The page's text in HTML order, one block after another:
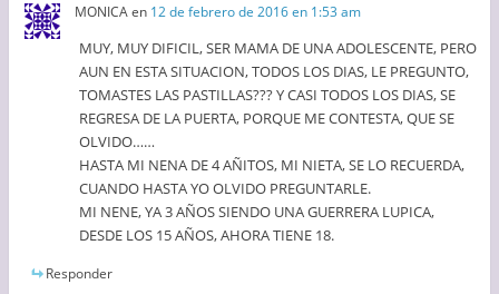
MONICAen 12 de febrero de 2016 en 1:53 am
MUY, MUY DIFICIL, SER MAMA DE UNA ADOLESCENTE, PERO
AUN EN ESTA SITUACION, TODOS LOS DIAS, LE PREGUNTO,
TOMASTES LAS PASTILLAS??? Y CASI TODOS LOS DIAS, SE
REGRESA DE LA PUERTA, PORQUE ME CONTESTA, QUE SE
OLVIDO……
HASTA MI NENA DE 4 AÑITOS, MI NIETA, SE LO RECUERDA,
CUANDO HASTA YO OLVIDO PREGUNTARLE.
MI NENE, YA 3 AÑOS SIENDO UNA GUERRERA LUPICA,
DESDE LOS 15 AÑOS, AHORA TIENE 18.
Responder